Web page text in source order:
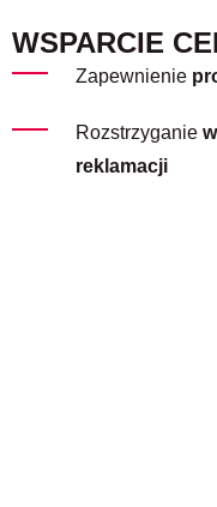
WSPARCIE
Zapewnienie
Rozstrzyganie
reklamacji